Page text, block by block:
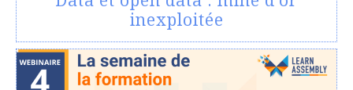
inexploitée